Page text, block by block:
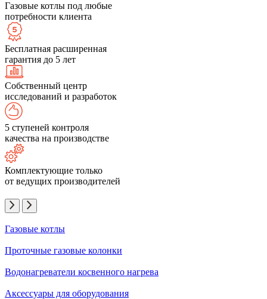
Газовые котлы под любые
потребности клиента
Бесплатная расширенная
гарантия до 5 лет
Собственный центр
исследований и разработок
5 ступеней контроля
качества на производстве
Комплектующие только
от ведущих производителей
Газовые котлы
Проточные газовые колонки
Водонагреватели косвенного нагрева
Аксессуары для оборудования